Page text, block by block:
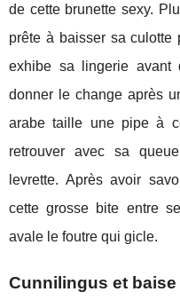
de cette brunette sexy.
prête à baisser sa culotte
exhibe sa lingerie
donner le change après
arabe taille une pipe à
retrouver avec sa
levrette. Après avoir
cette grosse bite entre
avale le foutre qui gicle.
Cunnilingus et